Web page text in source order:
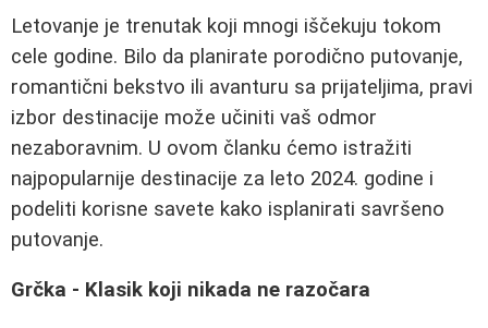
Letovanje je trenutak koji mnogi iščekuju tokom
cele godine. Bilo da planirate porodično putovanje,
romantični bekstvo ili avanturu sa prijateljima, pravi
izbor destinacije može učiniti vaš odmor
nezaboravnim. U ovom članku ćemo istražiti
najpopularnije destinacije za leto 2024. godine i
podeliti korisne savete kako isplanirati savršeno
putovanje.
Grčka - Klasik koji nikada ne razočara